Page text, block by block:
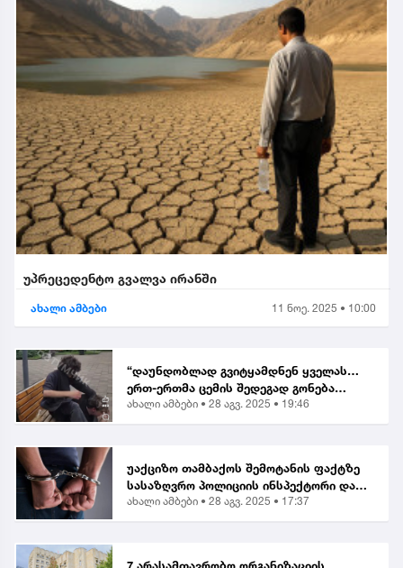
უპრეცედენტო გვალვა ირანში
ახალი ამბები 11 ნოე. 2025 • 10:00
“დაუნდობლად გვიტყამდნენ ყველას…
ერთ-ერთმა ცემის შედეგად გონება
დაკარგა” | მოქალაქე ბათუმში მომხდარ
ახალი ამბები • 28 აგვ. 2025 • 19:46
უაქციზო თამბაქოს შემოტანის ფაქტზე
სასაზღვრო პოლიციის ინსპექტორი და
ერთი პირი დააკავეს
ახალი ამბები • 28 აგვ. 2025 • 17:37
7 არასამთავრობო ორგანიზაციის